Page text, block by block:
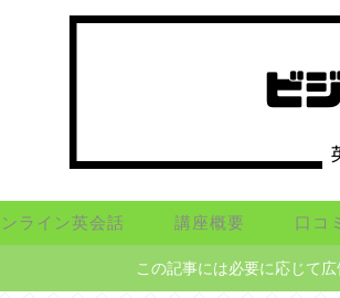
ライン英会話 講座概要 口コ
この記事には必要に応じて